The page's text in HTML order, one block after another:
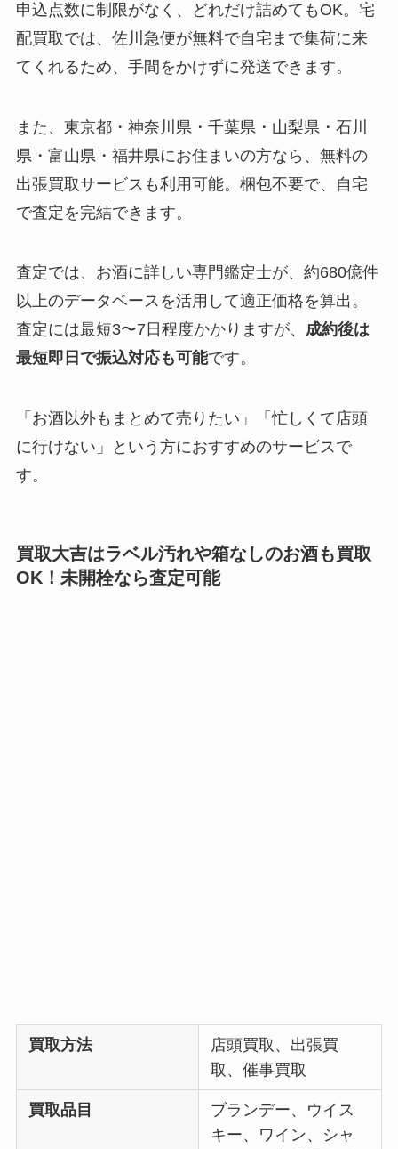
申込点数に制限がなく、どれだけ詰めてもOK。宅
配買取では、佐川急便が無料で自宅まで集荷に来
てくれるため、手間をかけずに発送できます。
また、東京都・神奈川県・千葉県・山梨県・石川
県・富山県・福井県にお住まいの方なら、無料の
出張買取サービスも利用可能。梱包不要で、自宅
で査定を完結できます。
査定では、お酒に詳しい専門鑑定士が、約680億件
以上のデータベースを活用して適正価格を算出。
査定には最短3〜7日程度かかりますが、 成約後は
最短即日で振込対応も可能です。
「お酒以外もまとめて売りたい」「忙しくて店頭
に行けない」という方におすすめのサービスで
す。
買取大吉はラベル汚れや箱なしのお酒も買取
OK！未開栓なら査定可能
買取方法
店頭買取、出張買
取、催事買取
買取品目
ブランデー、ウイス
キー、ワイン、シャ